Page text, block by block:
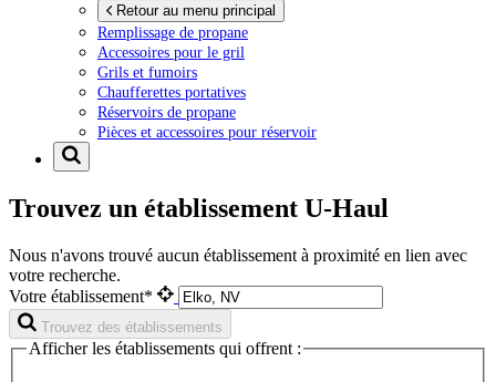
Retour au menu principal
Remplissage de propane
Accessoires pour le gril
Grils et fumoirs
Chaufferettes portatives
Réservoirs de propane
Pièces et accessoires pour réservoir
Trouvez un établissement U-Haul
Nous n'avons trouvé aucun établissement à proximité en lien avec
votre recherche.
Votre établissement*
Trouvez des établissements
Afficher les établissements qui offrent :